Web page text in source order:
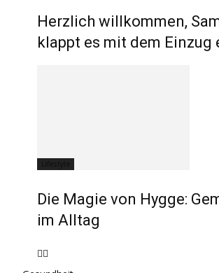
Herzlich willkommen,
klappt es mit dem Einzug
Die Magie von Hygge:
im Alltag